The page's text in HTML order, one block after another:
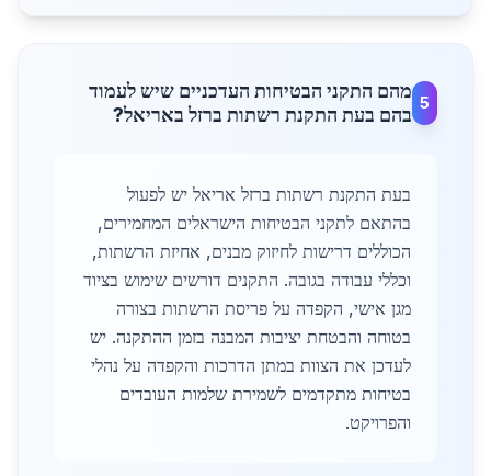
5
מהם התקני הבטיחות העדכניים שיש לעמוד
בהם בעת התקנת רשתות ברזל באריאל?
בעת התקנת רשתות ברזל אריאל יש לפעול
בהתאם לתקני הבטיחות הישראלים המחמירים,
הכוללים דרישות לחיזוק מבנים, אחיזת הרשתות,
וכללי עבודה בגובה. התקנים דורשים שימוש בציוד
מגן אישי, הקפדה על פריסת הרשתות בצורה
בטוחה והבטחת יציבות המבנה בזמן ההתקנה. יש
לעדכן את הצוות במתן הדרכות והקפדה על נהלי
בטיחות מתקדמים לשמירת שלמות העובדים
והפרויקט.